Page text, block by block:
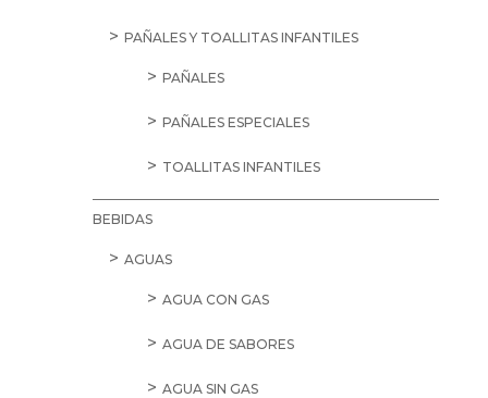
PAÑALES Y TOALLITAS INFANTILES
PAÑALES
PAÑALES ESPECIALES
TOALLITAS INFANTILES
BEBIDAS
AGUAS
AGUA CON GAS
AGUA DE SABORES
AGUA SIN GAS